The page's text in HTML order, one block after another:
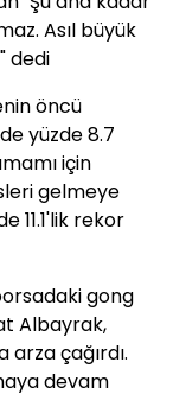
Asıl büyük
dedi
öncü
yüzde 8.7
için
gelmeye
11.1'lik rekor
gong
Albayrak,
çağırdı.
devam